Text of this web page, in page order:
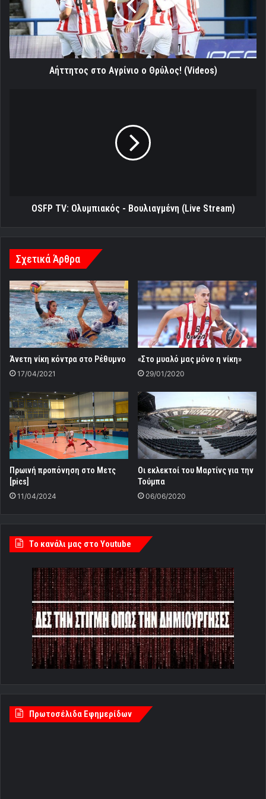
Θρύλος!
(Videos)
Αήττητος στο Αγρίνιο ο Θρύλος! (Videos)
OSFP TV: Ολυμπιακός - Βουλιαγμένη (Live Stream)
Σχετικά Άρθρα
Άνετη νίκη κόντρα στο Ρέθυμνο
17/04/2021
«Στο μυαλό μας μόνο η νίκη»
29/01/2020
Πρωινή προπόνηση στο Μετς
[pics]
11/04/2024
Οι εκλεκτοί του Μαρτίνς για την
Τούμπα
06/06/2020
Tο κανάλι μας στο Youtube
Πρωτοσέλιδα Εφημερίδων